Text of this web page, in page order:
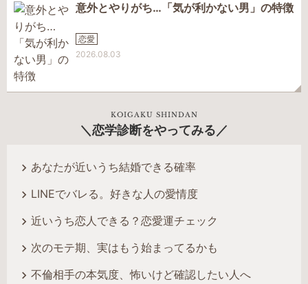
意外とやりがち…「気が利かない男」の特徴
恋愛
2026.08.03
KOIGAKU SHINDAN
恋学診断をやってみる
あなたが近いうち結婚できる確率
LINEでバレる。好きな人の愛情度
近いうち恋人できる？恋愛運チェック
次のモテ期、実はもう始まってるかも
不倫相手の本気度、怖いけど確認したい人へ